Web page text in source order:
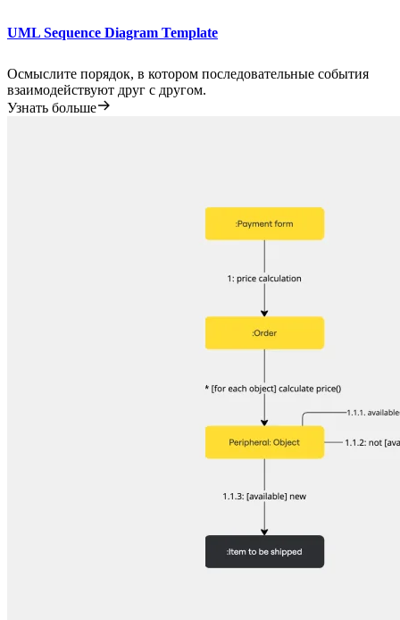
UML Sequence Diagram Template
Осмыслите порядок, в котором последовательные события
взаимодействуют друг с другом.
Узнать больше